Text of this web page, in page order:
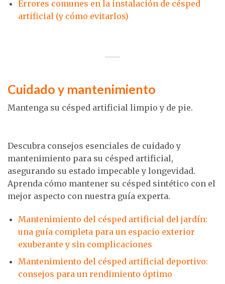
Errores comunes en la instalación de césped
artificial (y cómo evitarlos)
Cuidado y mantenimiento
Mantenga su césped artificial limpio y de pie.
Descubra consejos esenciales de cuidado y
mantenimiento para su césped artificial,
asegurando su estado impecable y longevidad.
Aprenda cómo mantener su césped sintético con el
mejor aspecto con nuestra guía experta.
Mantenimiento del césped artificial del jardín:
una guía completa para un espacio exterior
exuberante y sin complicaciones
Mantenimiento del césped artificial deportivo:
consejos para un rendimiento óptimo